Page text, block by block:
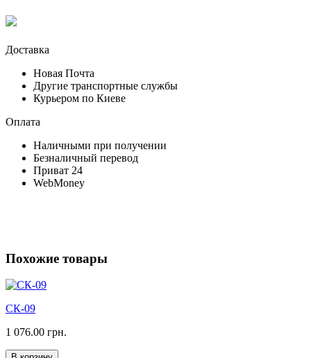
Доставка
Новая Почта
Другие транспортные службы
Курьером по Киеве
Оплата
Наличными при получении
Безналичный перевод
Приват 24
WebMoney
Похожие товары
СК-09
1 076.00 грн.